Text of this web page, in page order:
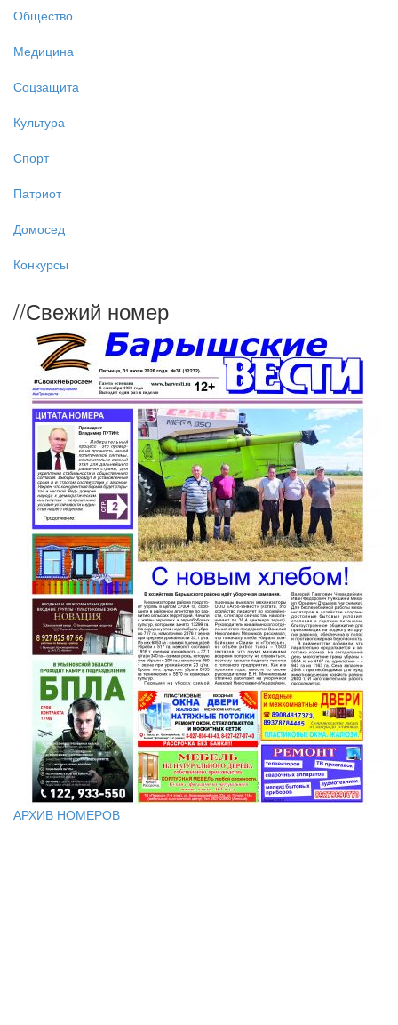
Общество
Медицина
Соцзащита
Культура
Спорт
Патриот
Домосед
Конкурсы
//Свежий номер
АРХИВ НОМЕРОВ